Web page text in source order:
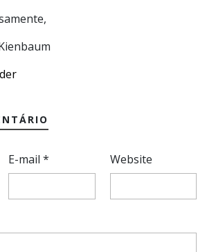
E-mail* Website